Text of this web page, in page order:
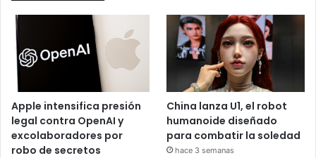
Apple intensifica presión
legal contra OpenAI y
excolaboradores por
robo de secretos
China lanza U1, el robot
humanoide diseñado
para combatir la soledad
hace 3 semanas